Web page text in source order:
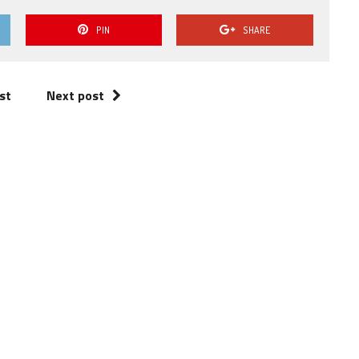
PIN SHARE
Next post